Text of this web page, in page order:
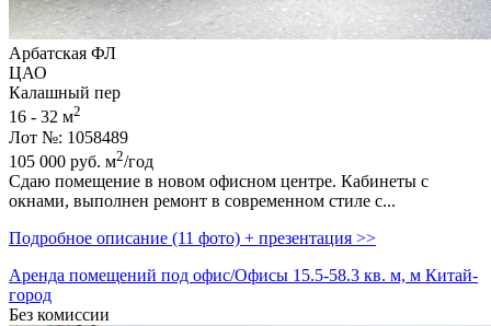
Арбатская ФЛ
ЦАО
Калашный пер
16 - 32 м2
Лот №: 1058489
105 000 руб. м2/год
Сдаю помещение в новом офисном центре. Кабинеты с
окнами,­ выполнен ремонт в современном стиле с...
Подробное описание (11 фото) + презентация >>
Аренда помещений под офис/Офисы 15.5-58.3 кв. м, м Китай-
город
Без комиссии